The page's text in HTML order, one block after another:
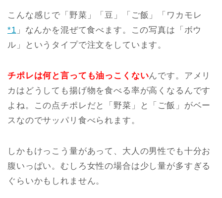
こんな感じで「野菜」「豆」「ご飯」「ワカモレ
*1 」なんかを混ぜて食べます。この写真は「ボウ
ル」というタイプで注文をしています。
チポレは何と言っても油っこくないんです。アメリ
カはどうしても揚げ物を食べる率が高くなるんです
よね。この点チポレだと「野菜」と「ご飯」がベー
スなのでサッパリ食べられます。
しかもけっこう量があって、大人の男性でも十分お
腹いっぱい。むしろ女性の場合は少し量が多すぎる
ぐらいかもしれません。